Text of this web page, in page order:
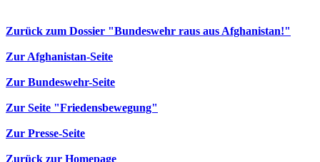
Zurück zum Dossier "Bundeswehr raus aus Afghanistan!"
Zur Afghanistan-Seite
Zur Bundeswehr-Seite
Zur Seite "Friedensbewegung"
Zur Presse-Seite
Zurück zur Homepage